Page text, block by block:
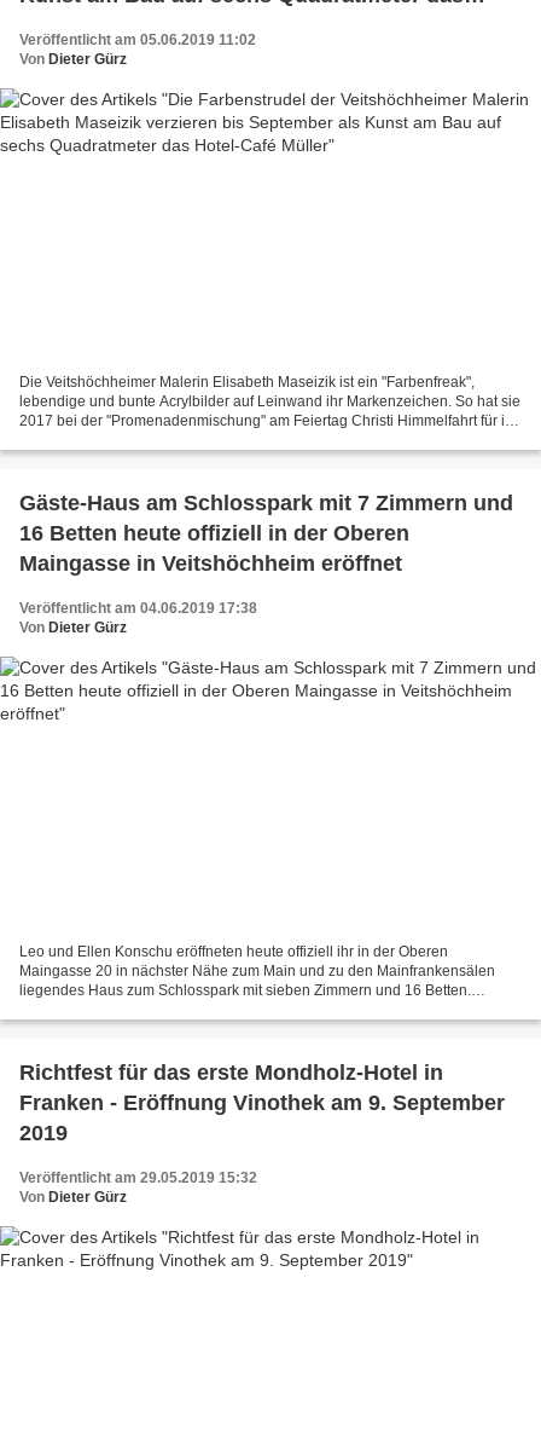
Veröffentlicht am 05.06.2019 11:02
Von Dieter Gürz
Die Veitshöchheimer Malerin Elisabeth Maseizik ist ein "Farbenfreak",
lebendige und bunte Acrylbilder auf Leinwand ihr Markenzeichen. So hat sie
2017 bei der "Promenadenmischung" am Feiertag Christi Himmelfahrt für ihr
Gäste-Haus am Schlosspark mit 7 Zimmern und
16 Betten heute offiziell in der Oberen
Maingasse in Veitshöchheim eröffnet
Veröffentlicht am 04.06.2019 17:38
Von Dieter Gürz
Leo und Ellen Konschu eröffneten heute offiziell ihr in der Oberen
Maingasse 20 in nächster Nähe zum Main und zu den Mainfrankensälen
liegendes Haus zum Schlosspark mit sieben Zimmern und 16 Betten.
Richtfest für das erste Mondholz-Hotel in
Franken - Eröffnung Vinothek am 9. September
2019
Veröffentlicht am 29.05.2019 15:32
Von Dieter Gürz